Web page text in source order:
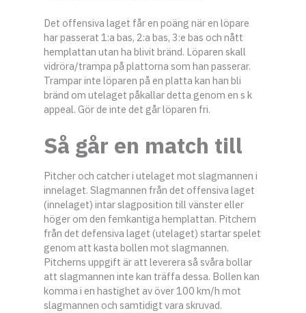
Det offensiva laget får en poäng när en löpare
har passerat 1:a bas, 2:a bas, 3:e bas och nått
hemplattan utan ha blivit bränd. Löparen skall
vidröra/trampa på plattorna som han passerar.
Trampar inte löparen på en platta kan han bli
bränd om utelaget påkallar detta genom en s k
appeal. Gör de inte det går löparen fri.
Så går en match till
Pitcher och catcher i utelaget mot slagmannen i
innelaget. Slagmannen från det offensiva laget
(innelaget) intar slagposition till vänster eller
höger om den femkantiga hemplattan. Pitchern
från det defensiva laget (utelaget) startar spelet
genom att kasta bollen mot slagmannen.
Pitcherns uppgift är att leverera så svåra bollar
att slagmannen inte kan träffa dessa. Bollen kan
komma i en hastighet av över 100 km/h mot
slagmannen och samtidigt vara skruvad.